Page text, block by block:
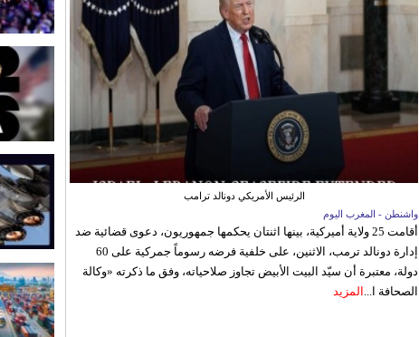
الرئيس الأمريكي دونالد ترامب
واشنطن - المغرب اليوم
أقامت 25 ولاية أميركية، بينها اثنتان يحكمها جمهوريون، دعوى قضائية ضد
إدارة دونالد ترمب، الاثنين، على خلفية فرضه رسوماً جمركية على 60
دولة، معتبرة أن سيّد البيت الأبيض تجاوز صلاحياته، وفق ما ذكرته «وكالة
الصحافة ا... المزيد